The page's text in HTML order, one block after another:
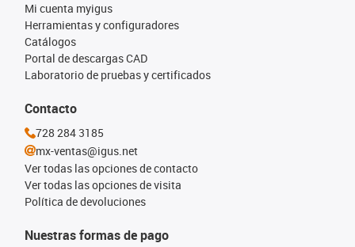
Nuestras formas de pago
Mi cuenta myigus
Herramientas y configuradores
Catálogos
Portal de descargas CAD
Laboratorio de pruebas y certificados
Contacto
728 284 3185
mx-ventas@igus.net
Ver todas las opciones de contacto
Ver todas las opciones de visita
Política de devoluciones